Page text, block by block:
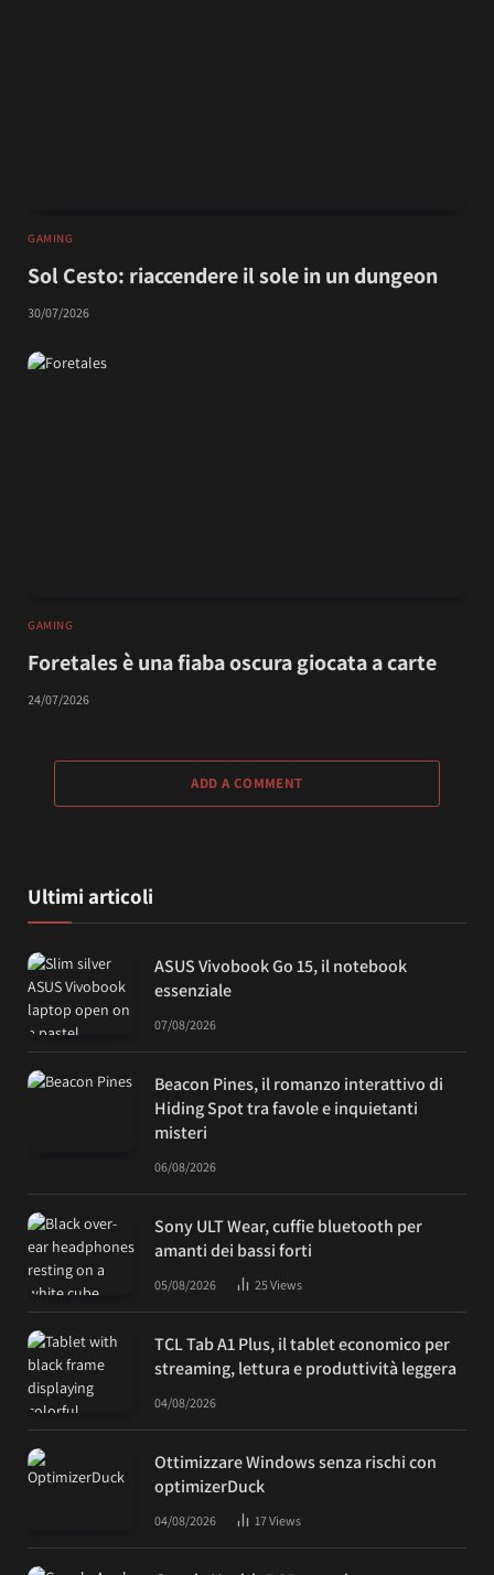
GAMING
Sol Cesto: riaccendere il sole in un dungeon
30/07/2026
GAMING
Foretales è una fiaba oscura giocata a carte
24/07/2026
ADD A COMMENT
Ultimi articoli
ASUS Vivobook Go 15, il notebook
essenziale
07/08/2026
Beacon Pines, il romanzo interattivo di
Hiding Spot tra favole e inquietanti
misteri
06/08/2026
Sony ULT Wear, cuffie bluetooth per
amanti dei bassi forti
05/08/2026 25Views
TCL Tab A1 Plus, il tablet economico per
streaming, lettura e produttività leggera
04/08/2026
Ottimizzare Windows senza rischi con
optimizerDuck
04/08/2026 17Views